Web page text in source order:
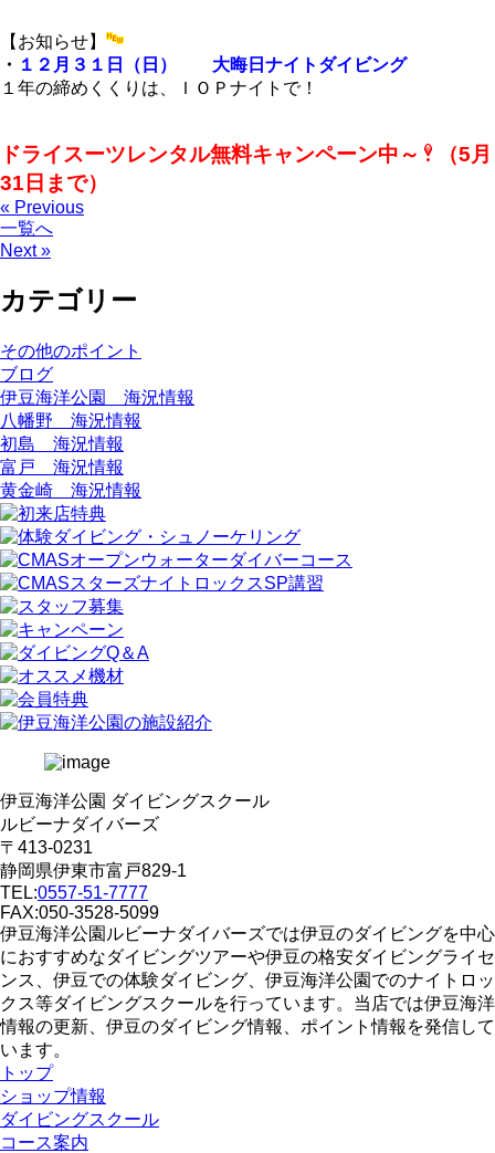
【お知らせ】
・ １２月３１日（日） 大晦日ナイトダイビング
１年の締めくくりは、ＩＯＰナイトで！
ドライスーツレンタル無料キャンペーン中～
（5月
31日まで）
« Previous
一覧へ
Next »
カテゴリー
その他のポイント
ブログ
伊豆海洋公園 海況情報
八幡野 海況情報
初島 海況情報
富戸 海況情報
黄金崎 海況情報
伊豆海洋公園 ダイビングスクール
ルビーナダイバーズ
〒413-0231
静岡県伊東市富戸829-1
TEL:0557-51-7777
FAX:050-3528-5099
伊豆海洋公園ルビーナダイバーズでは伊豆のダイビングを中心
におすすめなダイビングツアーや伊豆の格安ダイビングライセ
ンス、伊豆での体験ダイビング、伊豆海洋公園でのナイトロッ
クス等ダイビングスクールを行っています。当店では伊豆海洋
情報の更新、伊豆のダイビング情報、ポイント情報を発信して
います。
トップ
ショップ情報
ダイビングスクール
コース案内